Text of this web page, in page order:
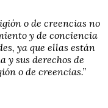
o de creencias no
y de conciencia
ya que ellas están
y sus derechos de
o de creencias.”